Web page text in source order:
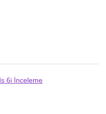
6i İnceleme